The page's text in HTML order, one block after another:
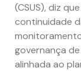
(CSUS), diz
continuidade
governança
alinhada ao